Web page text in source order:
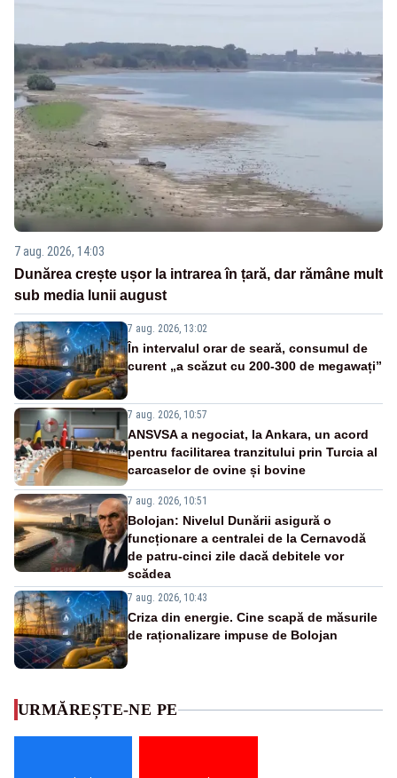
7 aug. 2026, 14:03
Dunărea crește ușor la intrarea în țară, dar rămâne mult
sub media lunii august
7 aug. 2026, 13:02
În intervalul orar de seară, consumul de
curent „a scăzut cu 200-300 de megawați”
7 aug. 2026, 10:57
ANSVSA a negociat, la Ankara, un acord
pentru facilitarea tranzitului prin Turcia al
carcaselor de ovine și bovine
7 aug. 2026, 10:51
Bolojan: Nivelul Dunării asigură o
funcționare a centralei de la Cernavodă
de patru-cinci zile dacă debitele vor
scădea
7 aug. 2026, 10:43
Criza din energie. Cine scapă de măsurile
de raționalizare impuse de Bolojan
URMĂREȘTE-NE PE